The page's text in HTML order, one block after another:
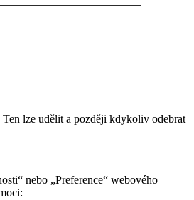
lze udělit a později kdykoliv odebrat
nebo „Preference“ webového